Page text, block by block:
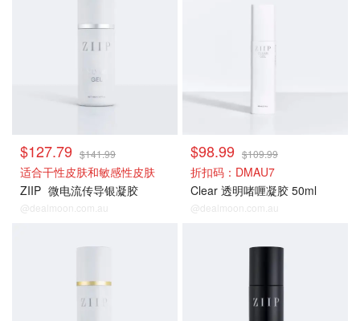
$127.79 $141.99
适合干性皮肤和敏感性皮肤
ZIIP 微电流传导银凝胶
@dealmoon.com.au
$98.99 $109.99
折扣码：DMAU7
Clear 透明啫喱凝胶 50ml
@dealmoon.com.au